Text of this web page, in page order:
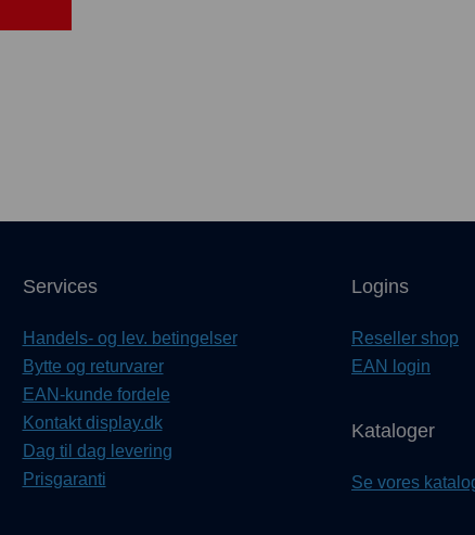
Services
Handels- og lev. betingelser
Bytte og returvarer
EAN-kunde fordele
Kontakt display.dk
Dag til dag levering
Prisgaranti
Logins
Reseller shop
EAN login
Kataloger
Se vores